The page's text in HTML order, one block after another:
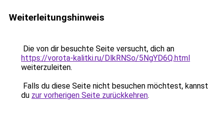
Weiterleitungshinweis
Die von dir besuchte Seite versucht, dich an
https://vorota-kalitki.ru/DlkRNSo/5NgYD6Q.html
weiterzuleiten.
Falls du diese Seite nicht besuchen möchtest, kannst
du zur vorherigen Seite zurückkehren.